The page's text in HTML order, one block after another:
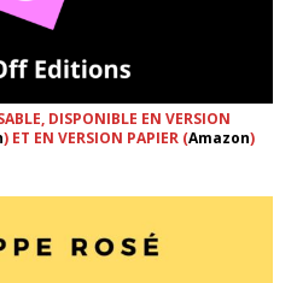
DISPONIBLE EN VERSION
) ET EN VERSION PAPIER (Amazon)